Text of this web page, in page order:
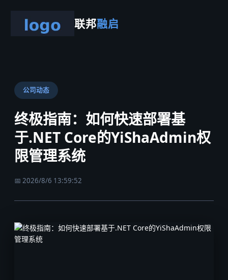
联邦融启
公司动态
终极指南：如何快速部署基
于.NET Core的YiShaAdmin权
限管理系统
📅 2026/8/6 13:59:52